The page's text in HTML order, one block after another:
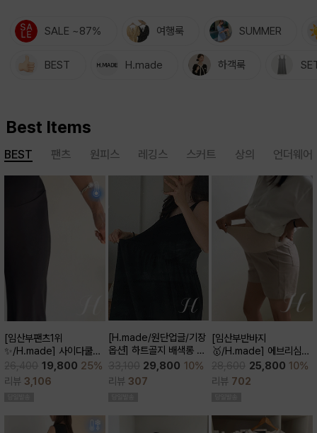
SALE ~87% 여행룩 SUMMER
BEST H.made 하객룩
Best Items
[임산부팬츠1위
✨/H.made] 사이다쿨링
부츠컷 팬츠 (키작/보통/키
큰)
19,800 25%
리뷰 3,106
[H.made/원단업글/기장
옵션] 하트골지 배색롱 원
29,800 10%
리뷰 307
[임산부반바지
🥇/H.made] 에브리심플
25,800 10%
리뷰 702
BEST 팬츠 원피스 레깅스 스커트 상의 언더웨어